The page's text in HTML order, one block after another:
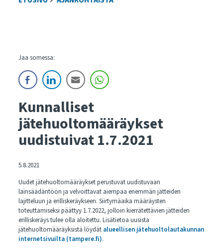
Jaa somessa:
Kunnalliset
jätehuoltomääräykset
uudistuivat 1.7.2021
5.8.2021
Uudet jätehuoltomääräykset perustuvat uudistuvaan
lainsäädäntöön ja velvoittavat aiempaa enemmän jätteiden
lajitteluun ja erilliskeräykseen. Siirtymäaika määräysten
toteuttamiseksi päättyy 1.7.2022, jolloin kierrätettävien jätteiden
erilliskeräys tulee olla aloitettu. Lisätietoa uusista
jätehuoltomääräyksistä löydät alueellisen jätehuoltolautakunnan
internetsivuilta (tampere.fi).